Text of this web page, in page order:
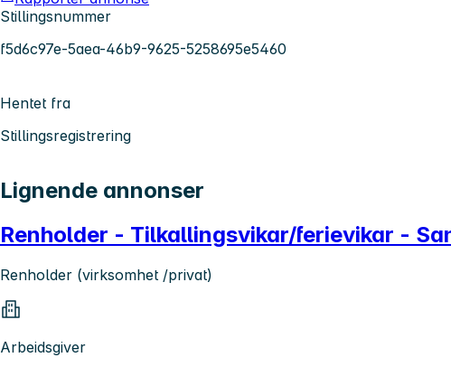
Stillingsnummer
f5d6c97e-5aea-46b9-9625-5258695e5460
Hentet fra
Stillingsregistrering
Lignende annonser
Renholder - Tilkallingsvikar/ferievikar -
Renholder (virksomhet /privat)
Arbeidsgiver